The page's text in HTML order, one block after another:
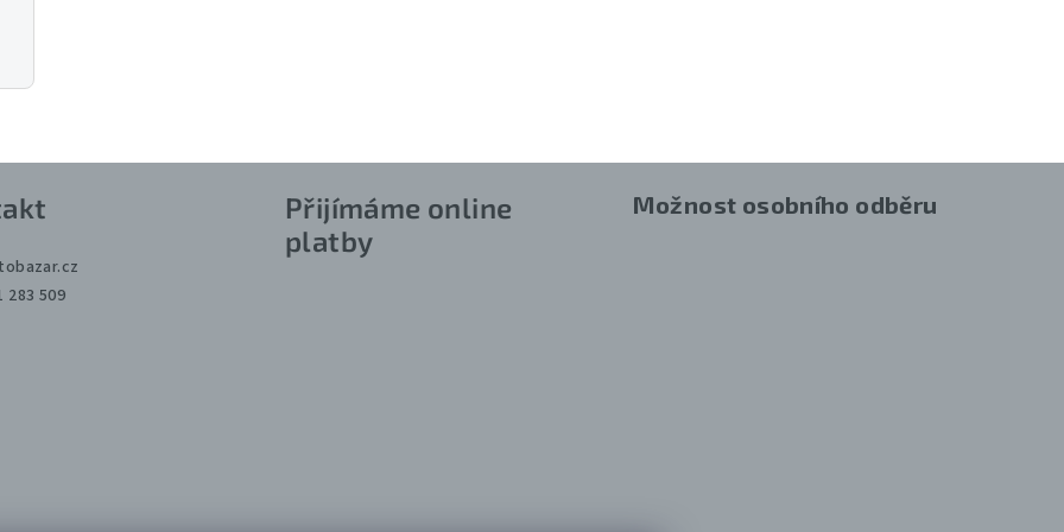
283 509
Přijímáme online
platby
Možnost osobního odběru